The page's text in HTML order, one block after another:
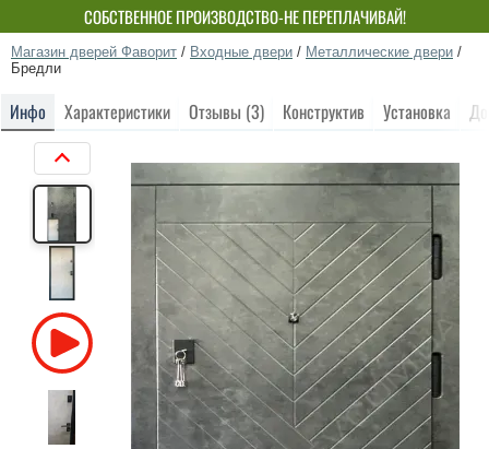
СОБСТВЕННОЕ ПРОИЗВОДСТВО-НЕ ПЕРЕПЛАЧИВАЙ!
Магазин дверей Фаворит / Входные двери / Металлические двери /
Бредли
Инфо Характеристики Отзывы (3) Конструктив Установка